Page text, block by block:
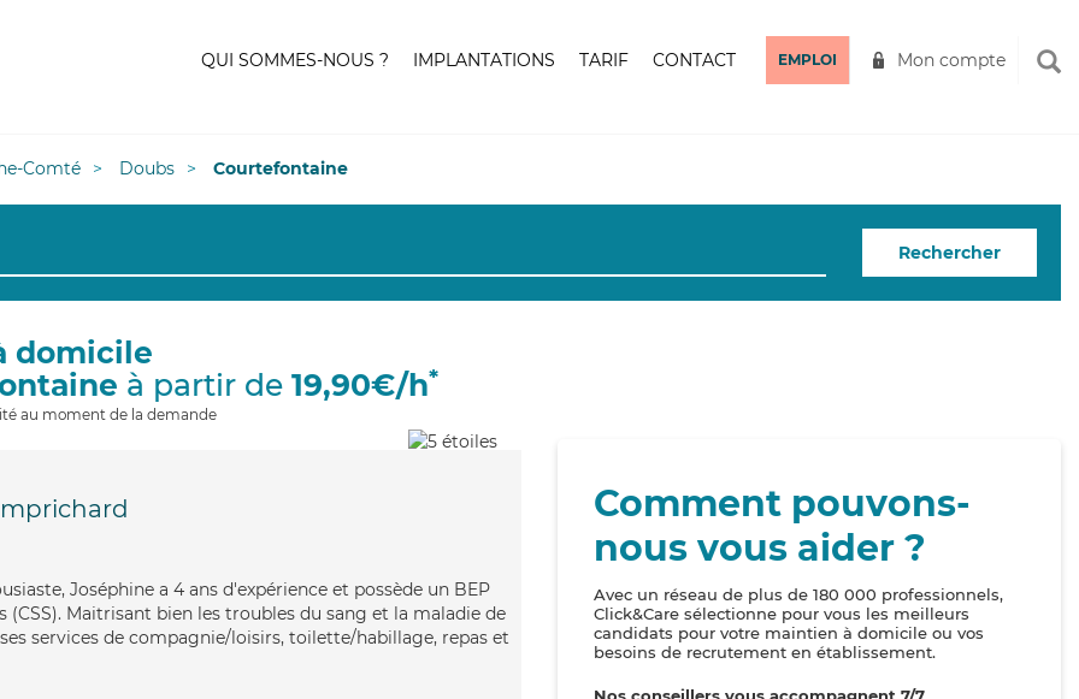
QUI SOMMES-NOUS ? IMPLANTATIONS TARIF CONTACT EMPLOI Mon compte
Comté Doubs Courtefontaine
Rechercher
domicile
à partir de 19,90€/h*
au moment de la demande
Joséphine a 4 ans d'expérience et possède un BEP
(CSS). Maitrisant bien les troubles du sang et la maladie de
services de compagnie/loisirs, toilette/habillage, repas et
Comment pouvons-
nous vous aider ?
Avec un réseau de plus de 180 000 professionnels,
Click&Care sélectionne pour vous les meilleurs
candidats pour votre maintien à domicile ou vos
besoins de recrutement en établissement.